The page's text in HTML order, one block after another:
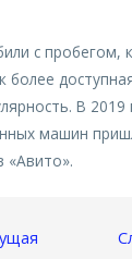
с пробегом,
более
В 2019
машин
«Авито».